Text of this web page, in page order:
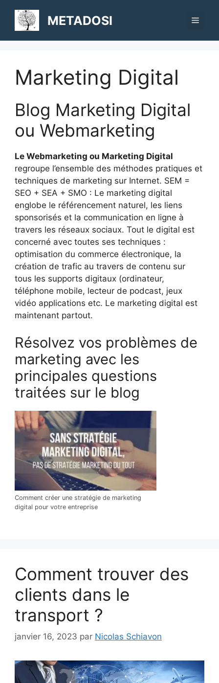
contenu
METADOSI Menu
Marketing Digital
Blog Marketing Digital
ou Webmarketing
Le Webmarketing ou Marketing Digital
regroupe l’ensemble des méthodes pratiques et
techniques de marketing sur Internet. SEM =
SEO + SEA + SMO : Le marketing digital
englobe le référencement naturel, les liens
sponsorisés et la communication en ligne à
travers les réseaux sociaux. Tout le digital est
concerné avec toutes ses techniques :
optimisation du commerce électronique, la
création de trafic au travers de contenu sur
tous les supports digitaux (ordinateur,
téléphone mobile, lecteur de podcast, jeux
vidéo applications etc. Le marketing digital est
maintenant partout.
Résolvez vos problèmes de
marketing avec les
principales questions
traitées sur le blog
Comment créer une stratégie de marketing
digital pour votre entreprise
Comment trouver des
clients dans le
transport ?
janvier 16, 2023 par Nicolas Schiavon